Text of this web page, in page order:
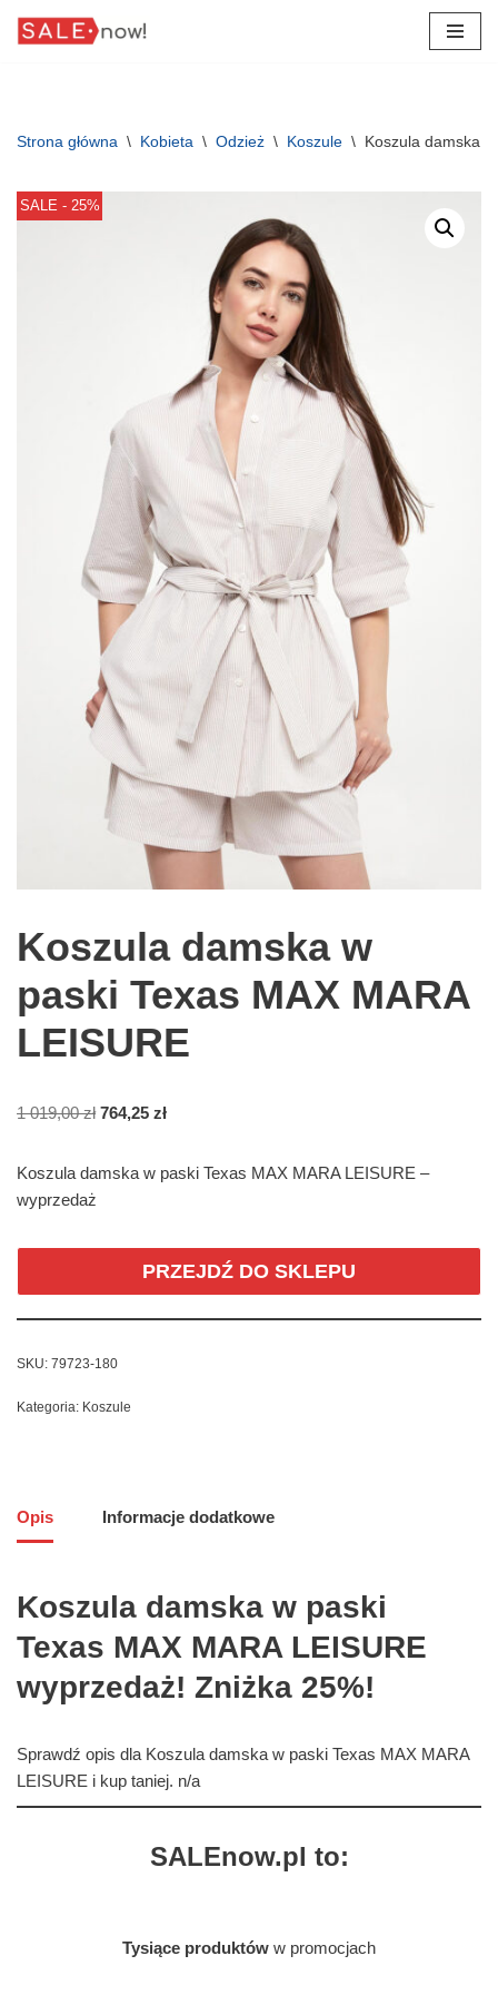
Strona główna \ Kobieta \ Odzież \ Koszule \ Koszula damska
SALE - 25%
Koszula damska w
paski Texas MAX MARA
LEISURE
1 019,00zł 764,25 zł
Koszula damska w paski Texas MAX MARA LEISURE –
wyprzedaż
PRZEJDŹ DO SKLEPU
SKU: 79723-180
Kategoria: Koszule
Opis Informacje dodatkowe
Koszula damska w paski
Texas MAX MARA LEISURE
wyprzedaż! Zniżka 25%!
Sprawdź opis dla Koszula damska w paski Texas MAX MARA
LEISURE i kup taniej. n/a
SALEnow.pl to:
Tysiące produktów w promocjach